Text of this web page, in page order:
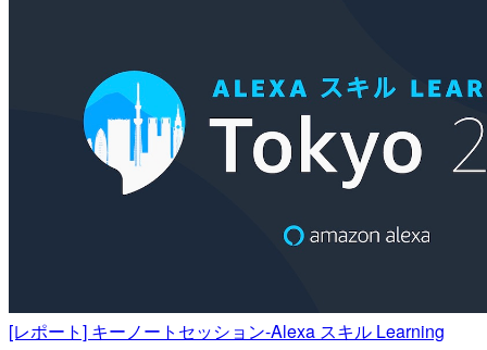
[レポート] キーノートセッション-Alexa スキル Learning